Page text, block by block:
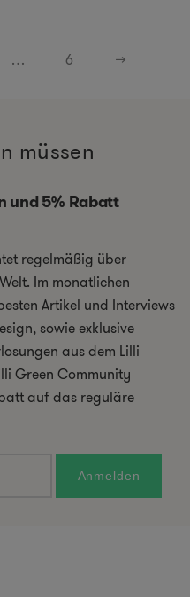
… 6 →
müssen
und 5% Rabatt
regelmäßig über
Im monatlichen
Artikel und Interviews
sowie exklusive
aus dem Lilli
Green Community
auf das reguläre